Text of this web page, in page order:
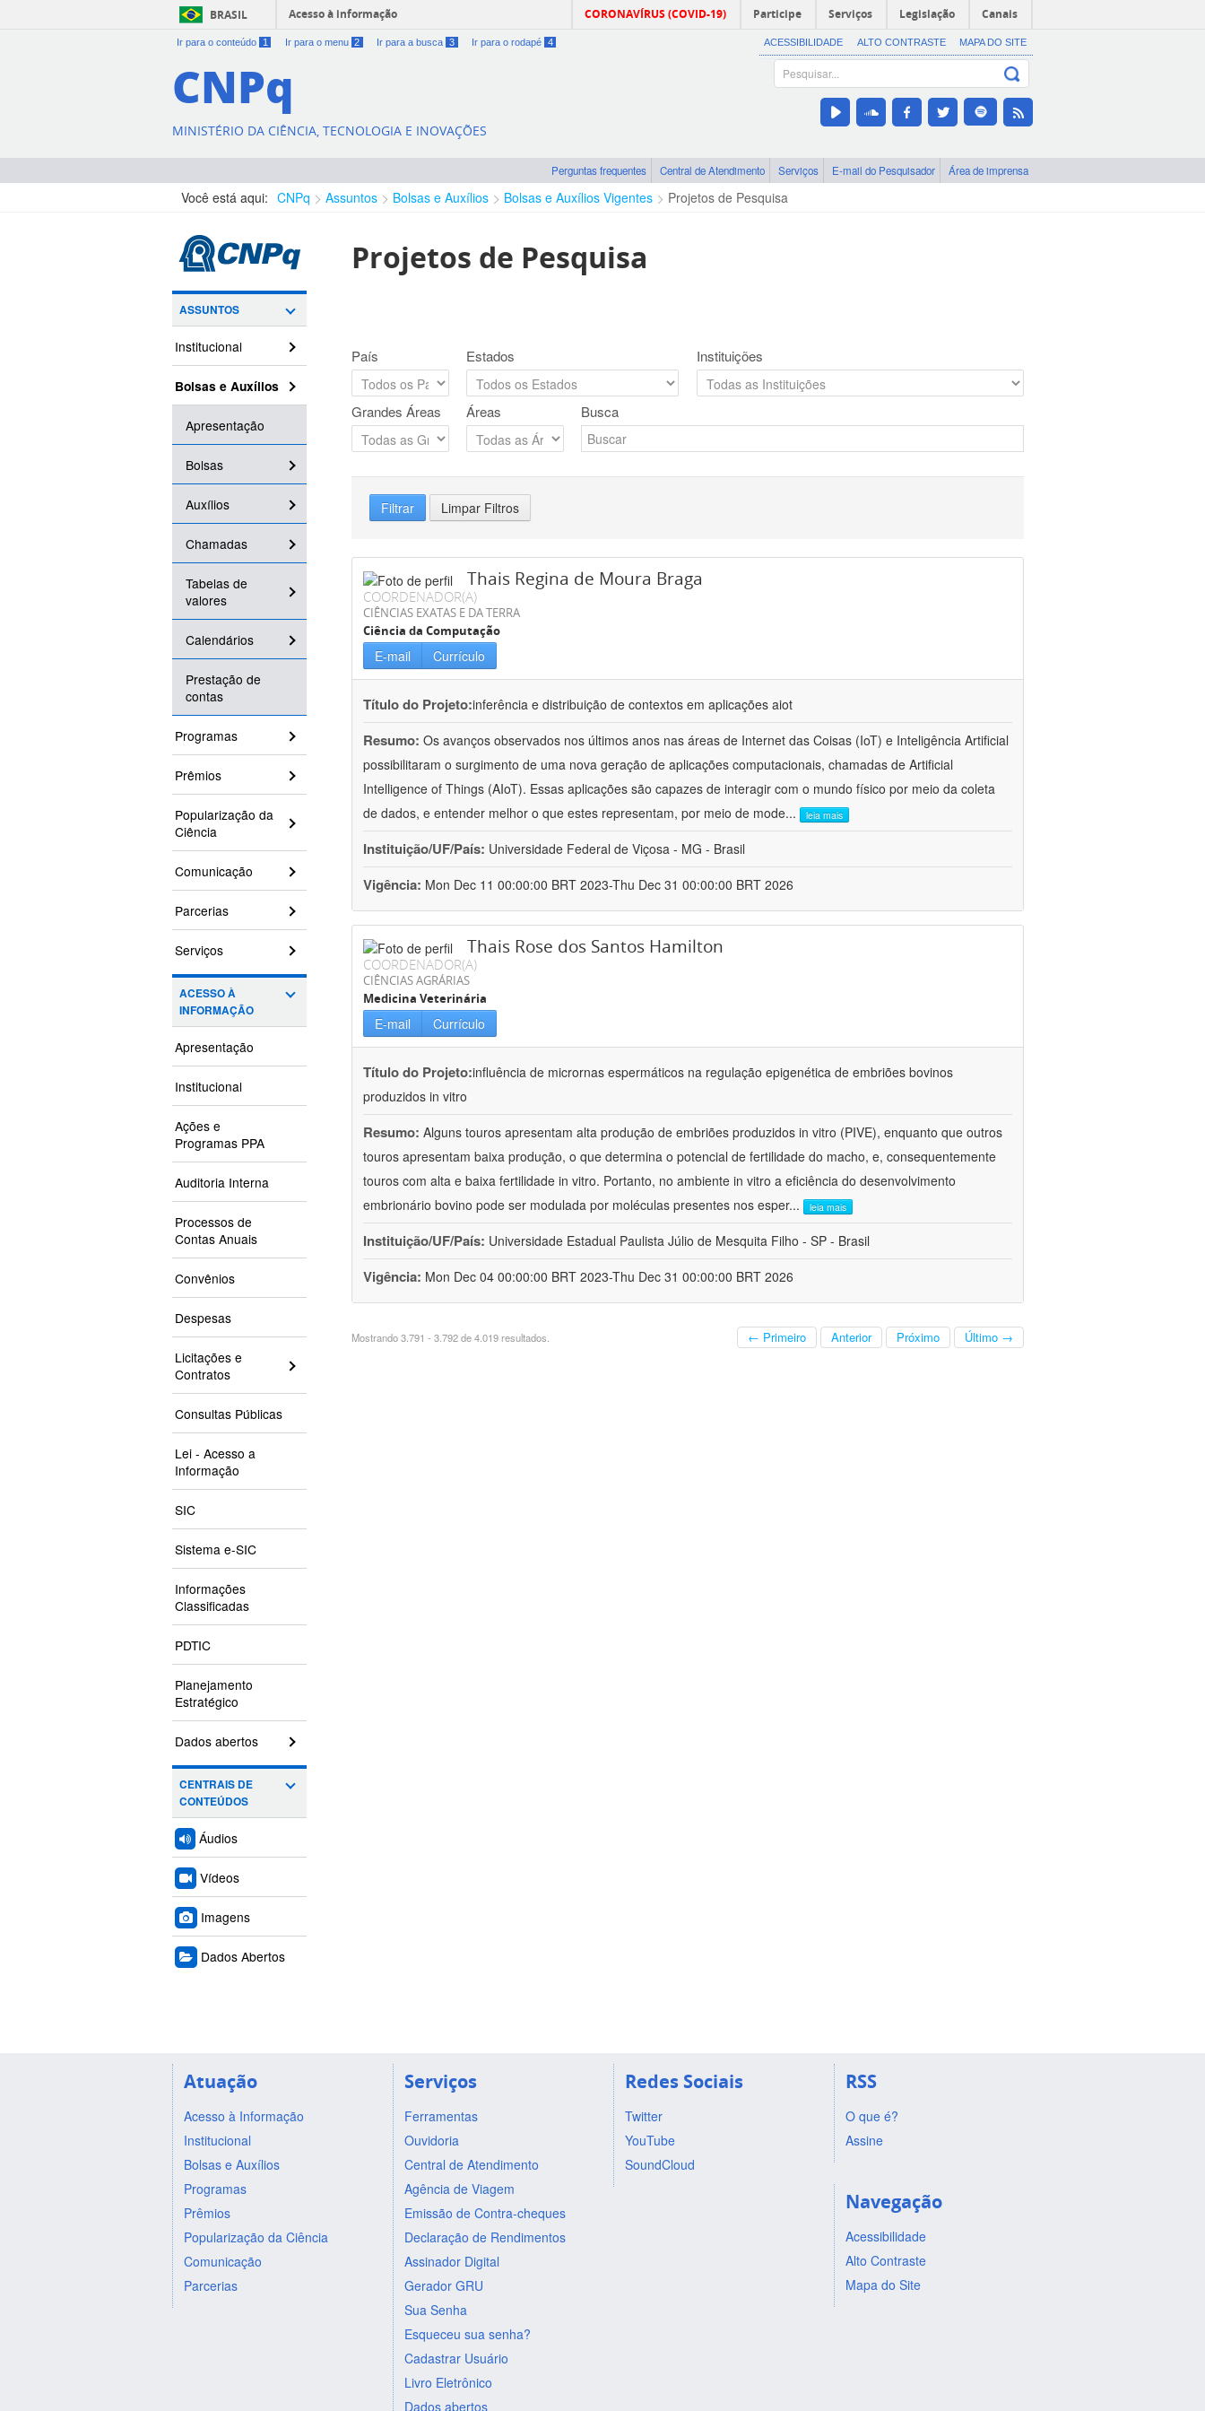
BRASIL Acesso à informação CORONAVÍRUS (COVID-19) Participe Serviços Legislação Canais
Ir para o conteúdo 1 Ir para o menu 2 Ir para a busca 3 Ir para o rodapé 4 ACESSIBILIDADE ALTO CONTRASTE MAPA DO SITE
CNPq
MINISTÉRIO DA CIÊNCIA, TECNOLOGIA E INOVAÇÕES
Perguntas frequentes Central de Atendimento Serviços E-mail do Pesquisador Área de imprensa
Você está aqui: CNPq Assuntos Bolsas e Auxílios Bolsas e Auxílios Vigentes Projetos de Pesquisa
ASSUNTOS
Institucional
Bolsas e Auxílios
Apresentação
Bolsas
Auxílios
Chamadas
Tabelas de
valores
Calendários
Prestação de
contas
Programas
Prêmios
Popularização da
Ciência
Comunicação
Parcerias
Serviços
ACESSO À
INFORMAÇÃO
Apresentação
Institucional
Ações e
Programas PPA
Auditoria Interna
Processos de
Contas Anuais
Convênios
Despesas
Licitações e
Contratos
Consultas Públicas
Lei - Acesso a
Informação
SIC
Sistema e-SIC
Informações
Classificadas
PDTIC
Planejamento
Estratégico
Dados abertos
CENTRAIS DE
CONTEÚDOS
Áudios
Vídeos
Imagens
Dados Abertos
Projetos de Pesquisa
País Estados Instituições
Grandes Áreas Áreas Busca
Filtrar Limpar Filtros
Thais Regina de Moura Braga
COORDENADOR(A)
CIÊNCIAS EXATAS E DA TERRA
Ciência da Computação
E-mail Currículo
Título do Projeto:inferência e distribuição de contextos em aplicações aiot
Resumo: Os avanços observados nos últimos anos nas áreas de Internet das Coisas (IoT) e Inteligência Artificial
possibilitaram o surgimento de uma nova geração de aplicações computacionais, chamadas de Artificial
Intelligence of Things (AIoT). Essas aplicações são capazes de interagir com o mundo físico por meio da coleta
de dados, e entender melhor o que estes representam, por meio de mode... leia mais
Instituição/UF/País: Universidade Federal de Viçosa - MG - Brasil
Vigência: Mon Dec 11 00:00:00 BRT 2023-Thu Dec 31 00:00:00 BRT 2026
Thais Rose dos Santos Hamilton
COORDENADOR(A)
CIÊNCIAS AGRÁRIAS
Medicina Veterinária
E-mail Currículo
Título do Projeto:influência de micrornas espermáticos na regulação epigenética de embriões bovinos
produzidos in vitro
Resumo: Alguns touros apresentam alta produção de embriões produzidos in vitro (PIVE), enquanto que outros
touros apresentam baixa produção, o que determina o potencial de fertilidade do macho, e, consequentemente
touros com alta e baixa fertilidade in vitro. Portanto, no ambiente in vitro a eficiência do desenvolvimento
embrionário bovino pode ser modulada por moléculas presentes nos esper... leia mais
Instituição/UF/País: Universidade Estadual Paulista Júlio de Mesquita Filho - SP - Brasil
Vigência: Mon Dec 04 00:00:00 BRT 2023-Thu Dec 31 00:00:00 BRT 2026
Mostrando 3.791 - 3.792 de 4.019 resultados. ← Primeiro Anterior Próximo Último →
Atuação
Acesso à Informação
Institucional
Bolsas e Auxílios
Programas
Prêmios
Popularização da Ciência
Comunicação
Parcerias
Serviços
Ferramentas
Ouvidoria
Central de Atendimento
Agência de Viagem
Emissão de Contra-cheques
Declaração de Rendimentos
Assinador Digital
Gerador GRU
Sua Senha
Esqueceu sua senha?
Cadastrar Usuário
Livro Eletrônico
Dados abertos
Redes Sociais
Twitter
YouTube
SoundCloud
RSS
O que é?
Assine
Navegação
Acessibilidade
Alto Contraste
Mapa do Site